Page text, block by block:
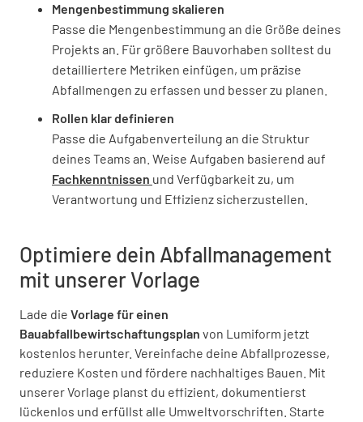
Mengenbestimmung skalieren
Passe die Mengenbestimmung an die Größe deines
Projekts an. Für größere Bauvorhaben solltest du
detailliertere Metriken einfügen, um präzise
Abfallmengen zu erfassen und besser zu planen.
Rollen klar definieren
Passe die Aufgabenverteilung an die Struktur
deines Teams an. Weise Aufgaben basierend auf
Fachkenntnissen und Verfügbarkeit zu, um
Verantwortung und Effizienz sicherzustellen.
Optimiere dein Abfallmanagement
mit unserer Vorlage
Lade die Vorlage für einen
Bauabfallbewirtschaftungsplan von Lumiform jetzt
kostenlos herunter. Vereinfache deine Abfallprozesse,
reduziere Kosten und fördere nachhaltiges Bauen. Mit
unserer Vorlage planst du effizient, dokumentierst
lückenlos und erfüllst alle Umweltvorschriften. Starte
Entsorgung
Werden die Bauabfälle einer Verwertung
zugeführt?
NEIN
Werden die Bauabfälle einer Beseitigung
zugeführt?
Werden die Bauabfälle auf
Baustoffrecyclinganlagen aufbereitet?
JA NEIN N/A